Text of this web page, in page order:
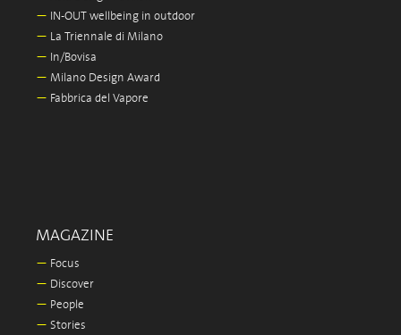
— IN-OUT wellbeing in outdoor
— La Triennale di Milano
— In/Bovisa
— Milano Design Award
— Fabbrica del Vapore
MAGAZINE
— Focus
— Discover
— People
— Stories